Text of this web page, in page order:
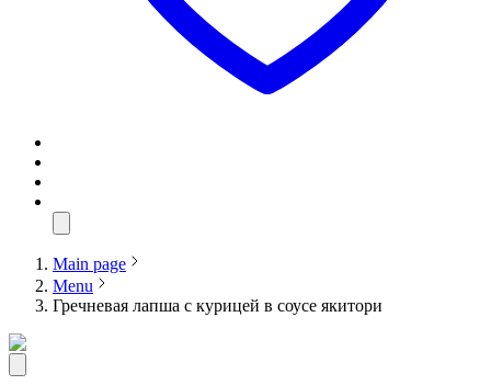
Main page
Menu
Гречневая лапша с курицей в соусе якитори